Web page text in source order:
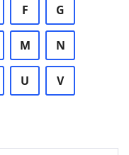
F G
M N
U V